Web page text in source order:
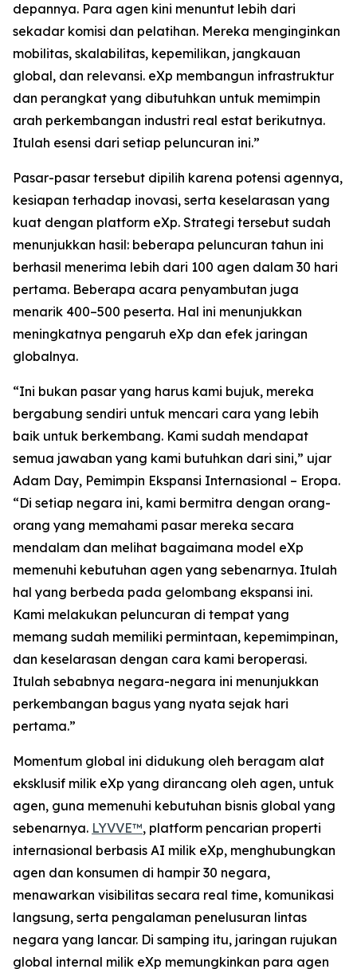
depannya. Para agen kini menuntut lebih dari
sekadar komisi dan pelatihan. Mereka menginginkan
mobilitas, skalabilitas, kepemilikan, jangkauan
global, dan relevansi. eXp membangun infrastruktur
dan perangkat yang dibutuhkan untuk memimpin
arah perkembangan industri real estat berikutnya.
Itulah esensi dari setiap peluncuran ini.”
Pasar-pasar tersebut dipilih karena potensi agennya,
kesiapan terhadap inovasi, serta keselarasan yang
kuat dengan platform eXp. Strategi tersebut sudah
menunjukkan hasil: beberapa peluncuran tahun ini
berhasil menerima lebih dari 100 agen dalam 30 hari
pertama. Beberapa acara penyambutan juga
menarik 400–500 peserta. Hal ini menunjukkan
meningkatnya pengaruh eXp dan efek jaringan
globalnya.
“Ini bukan pasar yang harus kami bujuk, mereka
bergabung sendiri untuk mencari cara yang lebih
baik untuk berkembang. Kami sudah mendapat
semua jawaban yang kami butuhkan dari sini,” ujar
Adam Day, Pemimpin Ekspansi Internasional – Eropa.
“Di setiap negara ini, kami bermitra dengan orang-
orang yang memahami pasar mereka secara
mendalam dan melihat bagaimana model eXp
memenuhi kebutuhan agen yang sebenarnya. Itulah
hal yang berbeda pada gelombang ekspansi ini.
Kami melakukan peluncuran di tempat yang
memang sudah memiliki permintaan, kepemimpinan,
dan keselarasan dengan cara kami beroperasi.
Itulah sebabnya negara-negara ini menunjukkan
perkembangan bagus yang nyata sejak hari
pertama.”
Momentum global ini didukung oleh beragam alat
eksklusif milik eXp yang dirancang oleh agen, untuk
agen, guna memenuhi kebutuhan bisnis global yang
sebenarnya. LYVVE™, platform pencarian properti
internasional berbasis AI milik eXp, menghubungkan
agen dan konsumen di hampir 30 negara,
menawarkan visibilitas secara real time, komunikasi
langsung, serta pengalaman penelusuran lintas
negara yang lancar. Di samping itu, jaringan rujukan
global internal milik eXp memungkinkan para agen